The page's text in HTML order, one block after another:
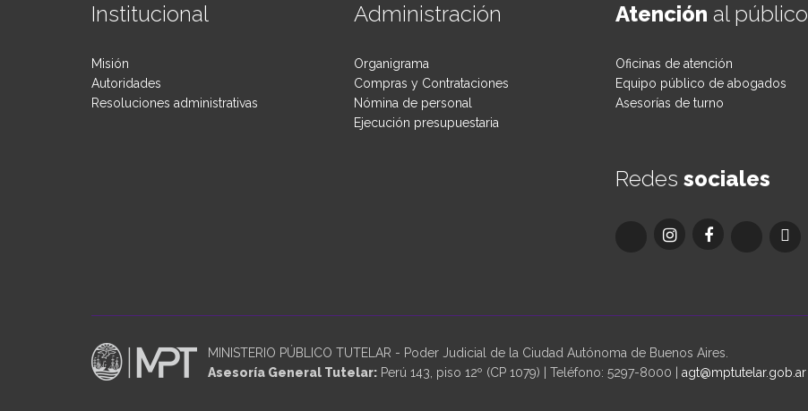
Institucional
Misión
Autoridades
Resoluciones administrativas
Administración
Organigrama
Compras y Contrataciones
Nómina de personal
Ejecución presupuestaria
Atención al público
Oficinas de atención
Equipo público de abogados
Asesorías de turno
Redes sociales
MINISTERIO PÚBLICO TUTELAR - Poder Judicial de la Ciudad Autónoma de Buenos Aires.
Asesoría General Tutelar: Perú 143, piso 12º (CP 1079) | Teléfono: 5297-8000 | agt@mptutelar.gob.ar